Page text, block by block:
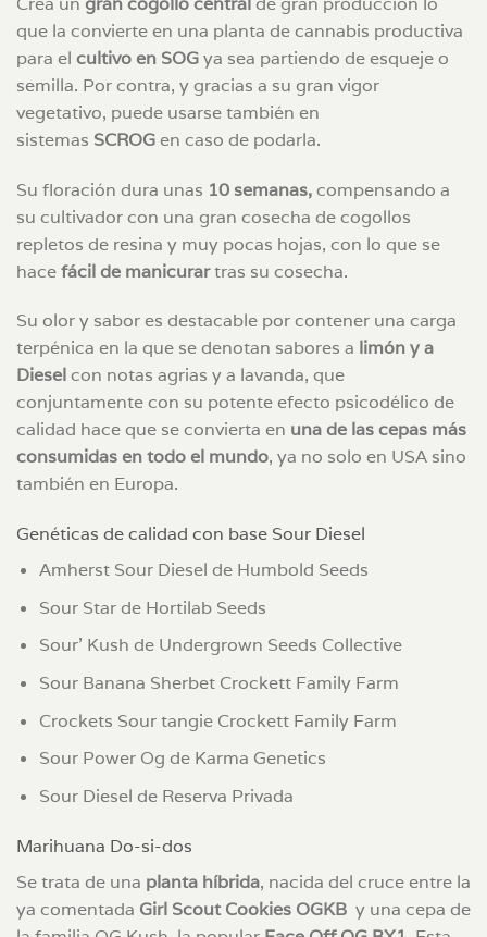
que la convierte en una planta de cannabis productiva
para el cultivo en SOGya sea partiendo de esqueje o
semilla. Por contra, y gracias a su gran vigor
vegetativo, puede usarse también en
sistemas SCROG en caso de podarla.
Su floración dura unas 10 semanas,compensando a
su cultivador con una gran cosecha de cogollos
repletos de resina y muy pocas hojas, con lo que se
hacefácil de manicurartras su cosecha.
Su olor y sabor es destacable por contener una carga
terpénica en la que se denotan sabores a limón y a
Dieselcon notas agrias y a lavanda, que
conjuntamente con su potente efecto psicodélico de
calidad hace que se convierta en una de las cepas más
consumidas en todo el mundo, ya no solo en USA sino
también en Europa.
Genéticas de calidad con base Sour Diesel
Amherst Sour Diesel de Humbold Seeds
Sour Star de Hortilab Seeds
Sour’ Kush de Undergrown Seeds Collective
Sour Banana Sherbet Crockett Family Farm
Crockets Sour tangie Crockett Family Farm
Sour Power Og de Karma Genetics
Sour Diesel de Reserva Privada
Marihuana Do-si-dos
Se trata de una planta híbrida, nacida del cruce entre la
ya comentada Girl Scout Cookies OGKB y una cepa de